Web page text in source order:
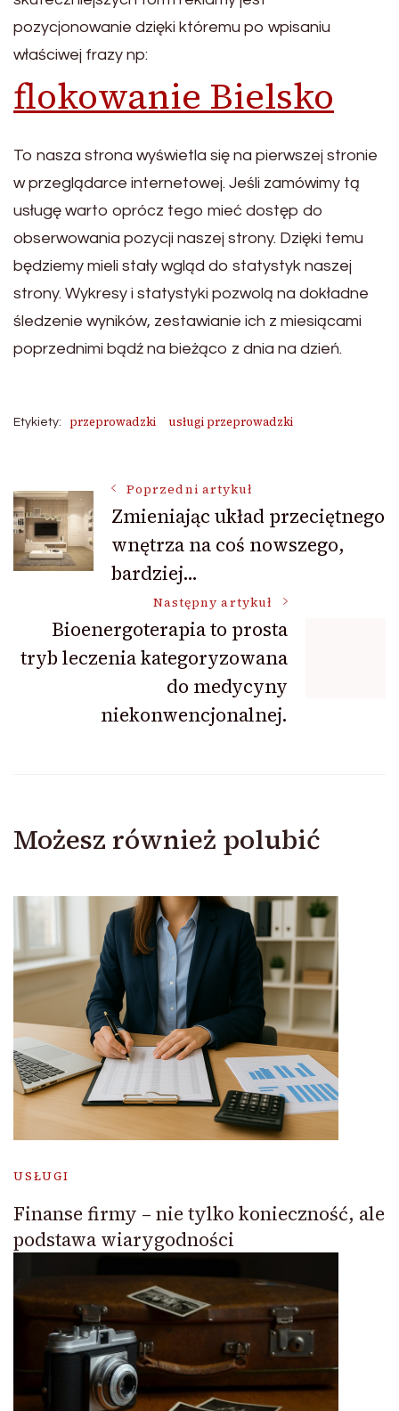
pozycjonowanie dzięki któremu po wpisaniu
właściwej frazy np:
flokowanie Bielsko
To nasza strona wyświetla się na pierwszej stronie
w przeglądarce internetowej. Jeśli zamówimy tą
usługę warto oprócz tego mieć dostęp do
obserwowania pozycji naszej strony. Dzięki temu
będziemy mieli stały wgląd do statystyk naszej
strony. Wykresy i statystyki pozwolą na dokładne
śledzenie wyników, zestawianie ich z miesiącami
poprzednimi bądź na bieżąco z dnia na dzień.
Etykiety: przeprowadzki usługi przeprowadzki
Nawigacja
wpisu
Poprzedni artykuł
Zmieniając układ przeciętnego
wnętrza na coś nowszego,
bardziej…
Następny artykuł
Bioenergoterapia to prosta
tryb leczenia kategoryzowana
do medycyny
niekonwencjonalnej.
Możesz również polubić
USŁUGI
Finanse firmy – nie tylko konieczność, ale
podstawa wiarygodności